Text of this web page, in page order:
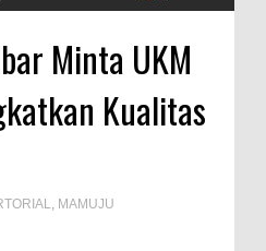
Minta UKM
Kualitas
, MAMUJU